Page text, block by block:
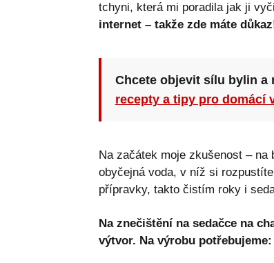
tchyni, která mi poradila jak ji
internet – takže zde máte
Chcete objevit sílu bylin a
recepty a tipy pro domácí
Na začátek moje zkušenost –
obyčejná voda, v níž si
přípravky, takto čistím roky i
Na znečištění na sedačce na
výtvor. Na výrobu potřebujeme: